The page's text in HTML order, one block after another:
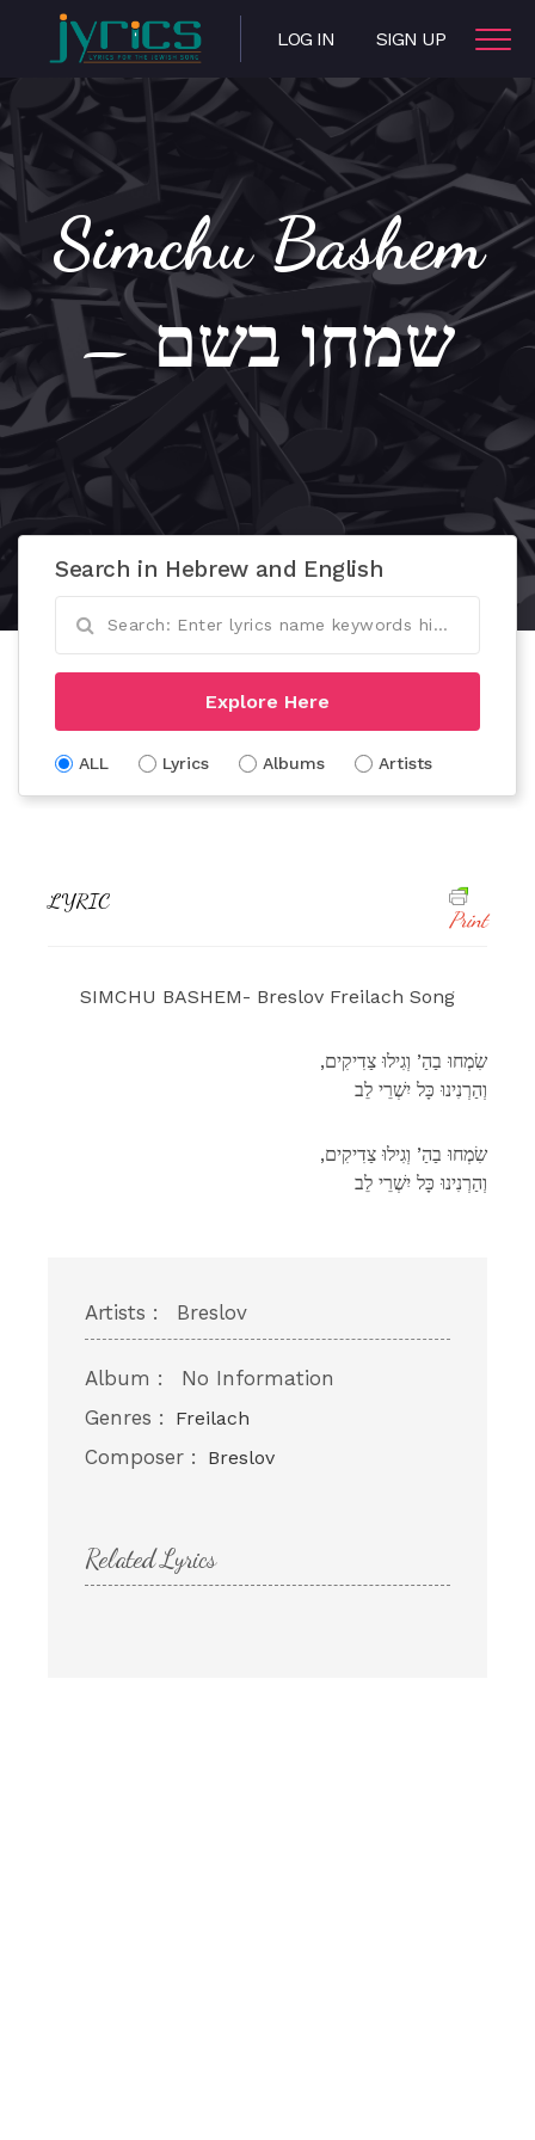
LOG IN SIGN UP
Simchu Bashem
– שמחו בשם
Search in Hebrew and English
Explore Here
ALL Lyrics Albums Artists
LYRIC
Print
SIMCHU BASHEM- Breslov Freilach Song
,שִׂמְחוּ בַהַ’ וְגִילוּ צַדִיקִים
וְהַרְנִינוּ כָּל יִשְׁרֵי לֵב
,שִׂמְחוּ בַהַ’ וְגִילוּ צַדִיקִים
וְהַרְנִינוּ כָּל יִשְׁרֵי לֵב
Artists : Breslov
Album :
No Information
Genres :
Freilach
Composer : Breslov
Related Lyrics